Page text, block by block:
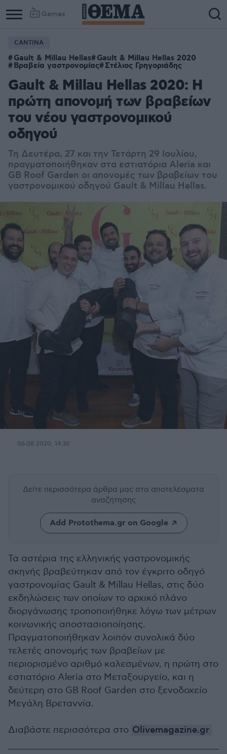
Games
CANTINA
Gault & Millau Hellas Gault & Millau Hellas 2020
Βραβεία γαστρονομίας Στέλιος Γρηγοριάδης
Gault & Millau Hellas 2020: Η
πρώτη απονομή των βραβείων
του νέου γαστρονομικού
οδηγού
Τη Δευτέρα, 27 και την Τετάρτη 29 Ιουλίου,
πραγματοποιήθηκαν στα εστιατόρια Aleria και
GB Roof Garden οι απονομές των βραβείων του
γαστρονομικού οδηγού Gault & Millau Hellas.
06.08.2020, 14:30
Δείτε περισσότερα άρθρα μας στα αποτελέσματα
αναζήτησης
Add Protothema.gr on Google
Τα αστέρια της ελληνικής γαστρονομικής
σκηνής βραβεύτηκαν από τον έγκριτο οδηγό
γαστρονομίας Gault & Millau Hellas, στις δύο
εκδηλώσεις των οποίων το αρχικό πλάνο
διοργάνωσης τροποποιήθηκε λόγω των μέτρων
κοινωνικής αποστασιοποίησης.
Πραγματοποιήθηκαν λοιπόν συνολικά δύο
τελετές απονομής των βραβείων με
περιορισμένο αριθμό καλεσμένων, η πρώτη στο
εστιατόριο Aleria στο Μεταξουργείο, και η
δεύτερη στο GB Roof Garden στο ξενοδοχείο
Μεγάλη Βρεταννία.
Διαβάστε περισσότερα στο Olivemagazine.gr